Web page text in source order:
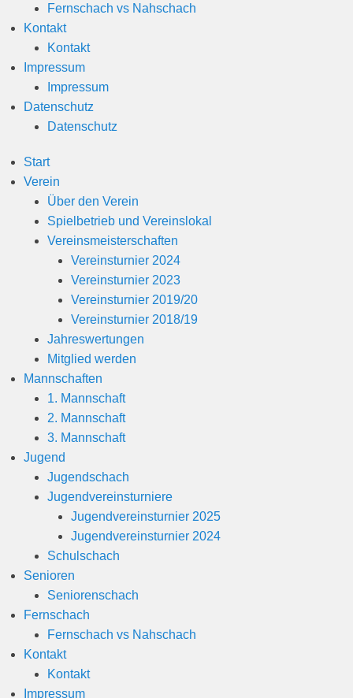
Fernschach vs Nahschach
Kontakt
Kontakt
Impressum
Impressum
Datenschutz
Datenschutz
Start
Verein
Über den Verein
Spielbetrieb und Vereinslokal
Vereinsmeisterschaften
Vereinsturnier 2024
Vereinsturnier 2023
Vereinsturnier 2019/20
Vereinsturnier 2018/19
Jahreswertungen
Mitglied werden
Mannschaften
1. Mannschaft
2. Mannschaft
3. Mannschaft
Jugend
Jugendschach
Jugendvereinsturniere
Jugendvereinsturnier 2025
Jugendvereinsturnier 2024
Schulschach
Senioren
Seniorenschach
Fernschach
Fernschach vs Nahschach
Kontakt
Kontakt
Impressum